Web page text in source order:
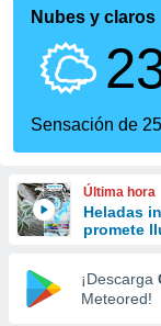
por
que se
calidad.
a este
las
y
forma
digital
basada
Nubes y claros
Sensación de
Última hora
Heladas
promete
¡Descarga
Meteored!